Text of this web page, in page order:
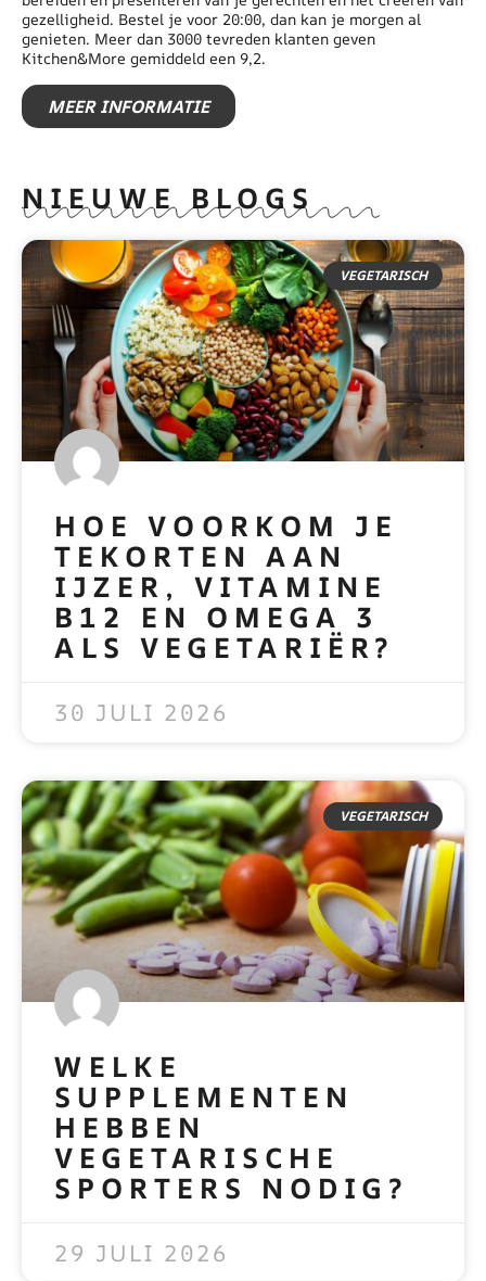
gezelligheid. Bestel je voor 20:00, dan kan je morgen al
genieten. Meer dan 3000 tevreden klanten geven
Kitchen&More gemiddeld een 9,2.
MEER INFORMATIE
NIEUWE BLOGS
VEGETARISCH
HOE VOORKOM JE
TEKORTEN AAN
IJZER, VITAMINE
B12 EN OMEGA 3
ALS VEGETARIËR?
30 JULI 2026
VEGETARISCH
WELKE
SUPPLEMENTEN
HEBBEN
VEGETARISCHE
SPORTERS NODIG?
29 JULI 2026